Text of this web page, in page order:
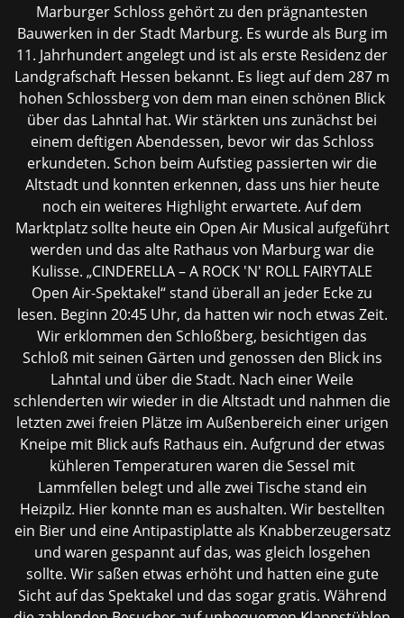
Marburger Schloss gehört zu den prägnantesten
Bauwerken in der Stadt Marburg. Es wurde als Burg im
11. Jahrhundert angelegt und ist als erste Residenz der
Landgrafschaft Hessen bekannt. Es liegt auf dem 287 m
hohen Schlossberg von dem man einen schönen Blick
über das Lahntal hat. Wir stärkten uns zunächst bei
einem deftigen Abendessen, bevor wir das Schloss
erkundeten. Schon beim Aufstieg passierten wir die
Altstadt und konnten erkennen, dass uns hier heute
noch ein weiteres Highlight erwartete. Auf dem
Marktplatz sollte heute ein Open Air Musical aufgeführt
werden und das alte Rathaus von Marburg war die
Kulisse. „CINDERELLA – A ROCK 'N' ROLL FAIRYTALE
Open Air-Spektakel“ stand überall an jeder Ecke zu
lesen. Beginn 20:45 Uhr, da hatten wir noch etwas Zeit.
Wir erklommen den Schloßberg, besichtigen das
Schloß mit seinen Gärten und genossen den Blick ins
Lahntal und über die Stadt. Nach einer Weile
schlenderten wir wieder in die Altstadt und nahmen die
letzten zwei freien Plätze im Außenbereich einer urigen
Kneipe mit Blick aufs Rathaus ein. Aufgrund der etwas
kühleren Temperaturen waren die Sessel mit
Lammfellen belegt und alle zwei Tische stand ein
Heizpilz. Hier konnte man es aushalten. Wir bestellten
ein Bier und eine Antipastiplatte als Knabberzeugersatz
und waren gespannt auf das, was gleich losgehen
sollte. Wir saßen etwas erhöht und hatten eine gute
Sicht auf das Spektakel und das sogar gratis. Während